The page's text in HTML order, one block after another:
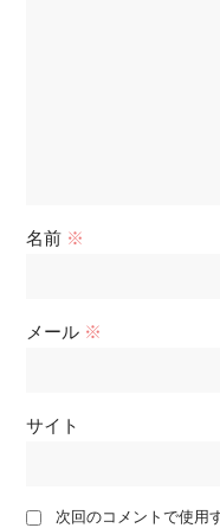
名前 ※
メール ※
サイト
次回のコメントで使用